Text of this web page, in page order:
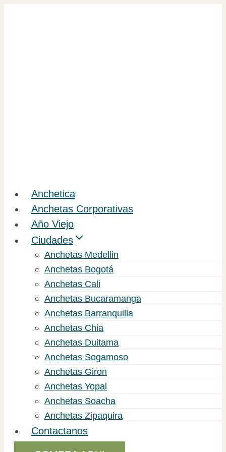
Anchetica
Anchetas Corporativas
Año Viejo
Ciudades
Anchetas Medellin
Anchetas Bogotá
Anchetas Cali
Anchetas Bucaramanga
Anchetas Barranquilla
Anchetas Chia
Anchetas Duitama
Anchetas Sogamoso
Anchetas Giron
Anchetas Yopal
Anchetas Soacha
Anchetas Zipaquira
Contactanos